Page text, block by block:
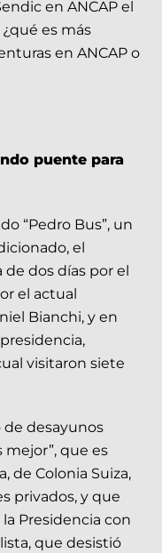
en ANCAP el
es más
en ANCAP o
puente para
“Pedro Bus”, un
el
dos días por el
el actual
Bianchi, y en
visitaron siete
de desayunos
mejor”, que es
de Colonia Suiza,
privados, y que
Presidencia con
que desistió